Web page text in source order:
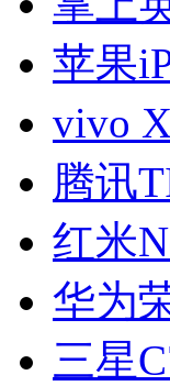
苹果
vivo
腾讯
红米
华为
三星